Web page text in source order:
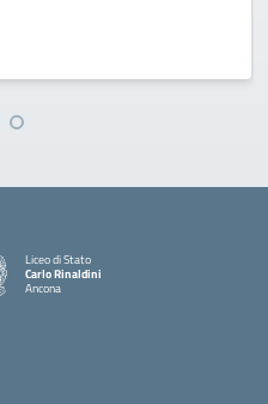
Liceo di Stato
Carlo Rinaldini
Ancona